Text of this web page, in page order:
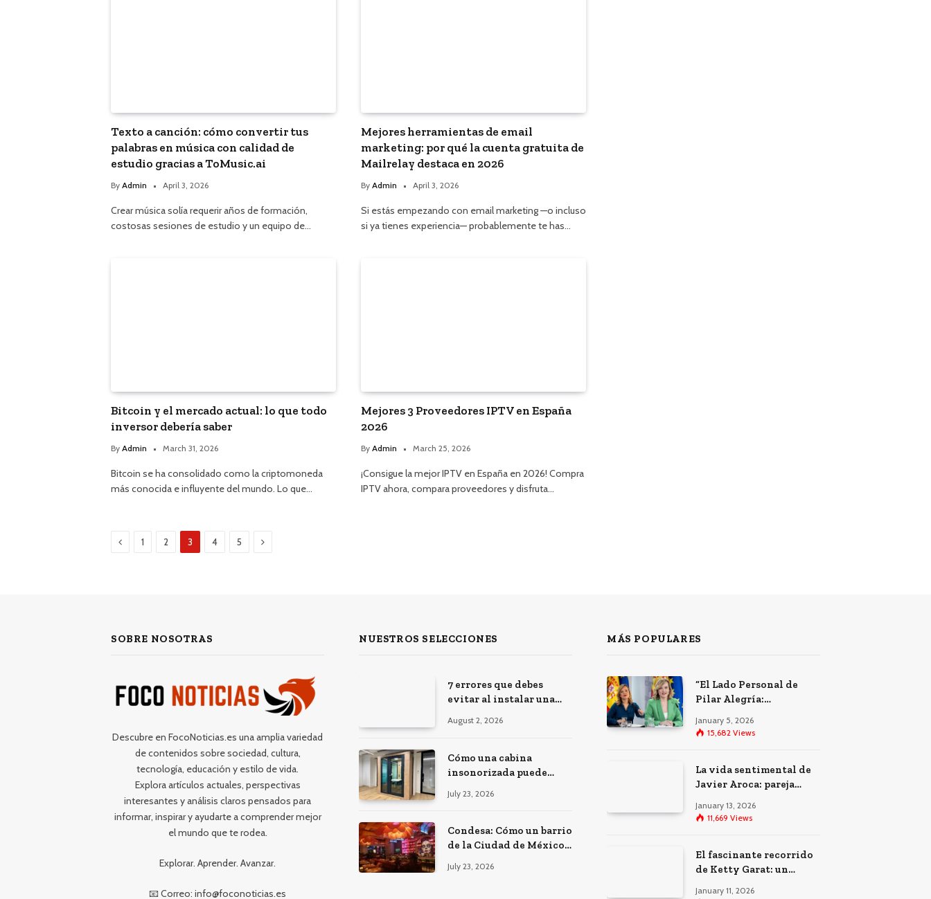
Texto a canción: cómo convertir tus
palabras en música con calidad de
estudio gracias a ToMusic.ai
By Admin April 3, 2026
Crear música solía requerir años de formación,
costosas sesiones de estudio y un equipo de…
Mejores herramientas de email
marketing: por qué la cuenta gratuita de
Mailrelay destaca en 2026
By Admin April 3, 2026
Si estás empezando con email marketing —o incluso
si ya tienes experiencia— probablemente te has…
Bitcoin y el mercado actual: lo que todo
inversor debería saber
By Admin March 31, 2026
Bitcoin se ha consolidado como la criptomoneda
más conocida e influyente del mundo. Lo que…
Mejores 3 Proveedores IPTV en España
2026
By Admin March 25, 2026
¡Consigue la mejor IPTV en España en 2026! Compra
IPTV ahora, compara proveedores y disfruta…
Previous
1 2 3 4 5 Next
SOBRE NOSOTRAS
Descubre en FocoNoticias.es una amplia variedad
de contenidos sobre sociedad, cultura,
tecnología, educación y estilo de vida.
Explora artículos actuales, perspectivas
interesantes y análisis claros pensados para
informar, inspirar y ayudarte a comprender mejor
el mundo que te rodea.
Explorar. Aprender. Avanzar.
📧 Correo: info@foconoticias.es
NUESTROS SELECCIONES
7 errores que debes
evitar al instalar una
tecnológicos en una
August 2, 2026
Cómo una cabina
insonorizada puede
de tu oficina diáfana
July 23, 2026
Condesa: Cómo un barrio
de la Ciudad de México
remotos de todo el
July 23, 2026
MÁS POPULARES
“El Lado Personal de
Pilar Alegría:
Maternidad y su Misión
January 5, 2026
15,682 Views
La vida sentimental de
Javier Aroca: pareja
Àngels Barceló
January 13, 2026
11,669 Views
El fascinante recorrido
de Ketty Garat: un
January 11, 2026